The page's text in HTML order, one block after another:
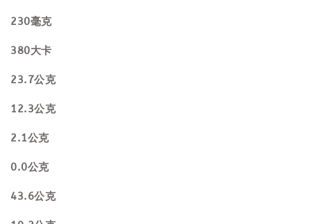
230毫克
380大卡
23.7公克
12.3公克
2.1公克
0.0公克
43.6公克